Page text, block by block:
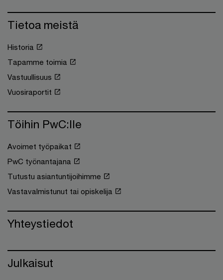
Tietoa meistä
Historia
Tapamme toimia
Vastuullisuus
Vuosiraportit
Töihin PwC:lle
Avoimet työpaikat
PwC työnantajana
Tutustu asiantuntijoihimme
Vastavalmistunut tai opiskelija
Yhteystiedot
Julkaisut